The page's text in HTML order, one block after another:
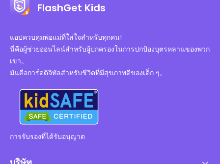
FlashGet Kids
แอปควบคุมพ่อแม่ที่ใส่ใจสำหรับทุกคน!
นี่คือผู้ช่วยออนไลน์สำหรับผู้ปกครองในการปกป้องบุตรหลานของพวก
เขา。
มันคือการ์ดดิจิทัลสำหรับชีวิตที่มีสุขภาพดีของเด็ก ๆ。
การรับรองที่ได้รับอนุญาต